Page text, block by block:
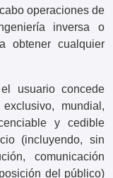
operaciones de
inversa o
obtener cualquier
usuario concede
mundial,
y cedible
(incluyendo, sin
comunicación
del público)